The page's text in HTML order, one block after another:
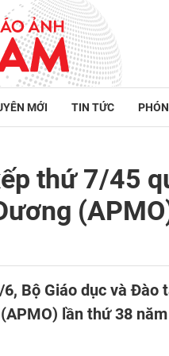
MỚI TIN TỨC
thứ 7/45
6, Bộ Giáo dục và
lần thứ 38